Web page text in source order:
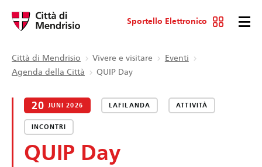
Sportello Elettronico
Città di Mendrisio Vivere e visitare
Eventi
Agenda della Città
QUIP Day
20 JUNI 2026 LAFILANDA ATTIVITÀ
INCONTRI
QUIP Day